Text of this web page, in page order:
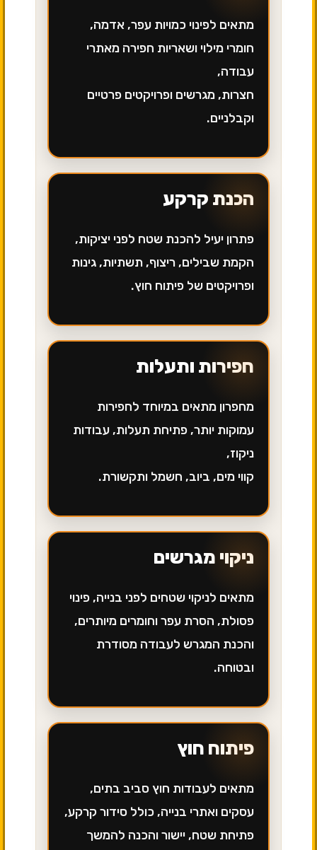
מתאים לפינוי כמויות עפר, אדמה,
חומרי מילוי ושאריות חפירה מאתרי
עבודה,
חצרות, מגרשים ופרויקטים פרטיים
וקבלניים.
הכנת קרקע
פתרון יעיל להכנת שטח לפני יציקות,
הקמת שבילים, ריצוף, תשתיות, גינות
ופרויקטים של פיתוח חוץ.
חפירות ותעלות
מחפרון מתאים במיוחד לחפירות
עמוקות יותר, פתיחת תעלות, עבודות
ניקוז,
קווי מים, ביוב, חשמל ותקשורת.
ניקוי מגרשים
מתאים לניקוי שטחים לפני בנייה, פינוי
פסולת, הסרת עפר וחומרים מיותרים,
והכנת המגרש לעבודה מסודרת
ובטוחה.
פיתוח חוץ
מתאים לעבודות חוץ סביב בתים,
עסקים ואתרי בנייה, כולל סידור קרקע,
פתיחת שטח, יישור והכנה להמשך